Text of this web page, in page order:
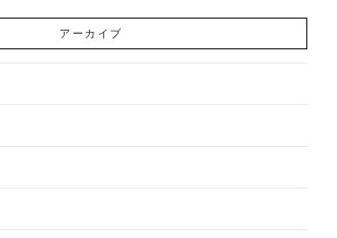
アーカイブ